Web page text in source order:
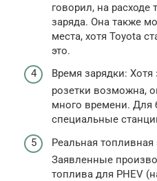
говорил, на расходе
заряда. Она также
места, хотя Toyota
это.
Время зарядки:
розетки возможна,
много времени. Для
специальные
Реальная
Заявленные
топлива для PHEV